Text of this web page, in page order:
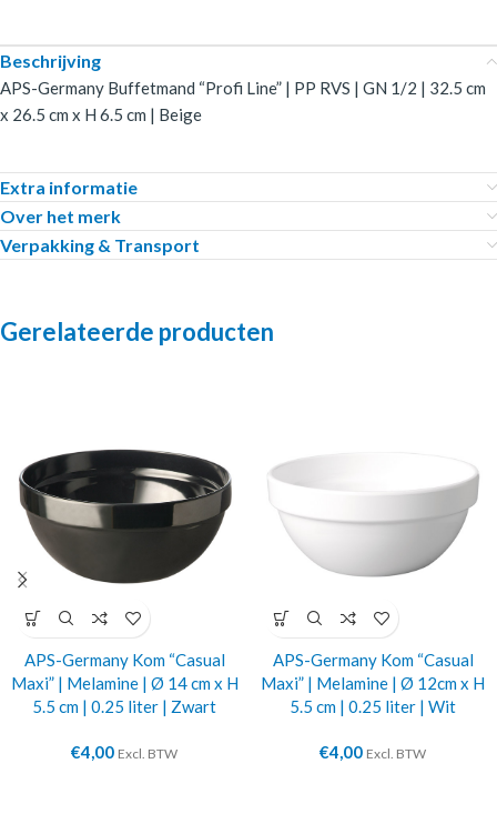
Beschrijving
APS-Germany Buffetmand “Profi Line” | PP RVS | GN 1/2 | 32.5 cm
x 26.5 cm x H 6.5 cm | Beige
Extra informatie
Over het merk
Verpakking & Transport
Gerelateerde producten
APS-Germany Kom “Casual
Maxi” | Melamine | Ø 14 cm x H
5.5 cm | 0.25 liter | Zwart
€4,00 Excl. BTW
APS-Germany Kom “Casual
Maxi” | Melamine | Ø 12cm x H
5.5 cm | 0.25 liter | Wit
€4,00 Excl. BTW